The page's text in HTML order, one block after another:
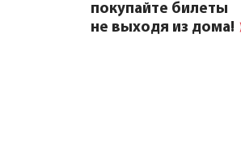
покупайте билеты
не выходя из дома!